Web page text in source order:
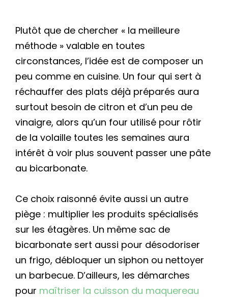
Plutôt que de chercher « la meilleure
méthode » valable en toutes
circonstances, l’idée est de composer un
peu comme en cuisine. Un four qui sert à
réchauffer des plats déjà préparés aura
surtout besoin de citron et d’un peu de
vinaigre, alors qu’un four utilisé pour rôtir
de la volaille toutes les semaines aura
intérêt à voir plus souvent passer une pâte
au bicarbonate.
Ce choix raisonné évite aussi un autre
piège : multiplier les produits spécialisés
sur les étagères. Un même sac de
bicarbonate sert aussi pour désodoriser
un frigo, débloquer un siphon ou nettoyer
un barbecue. D’ailleurs, les démarches
pour maîtriser la cuisson du maquereau